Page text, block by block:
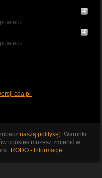
cda.pl
naszą politykę). Warunki
cookies możesz zmienić w
RODO - Informacje